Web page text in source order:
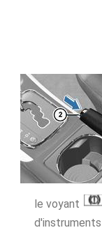
le voyant
d'instruments